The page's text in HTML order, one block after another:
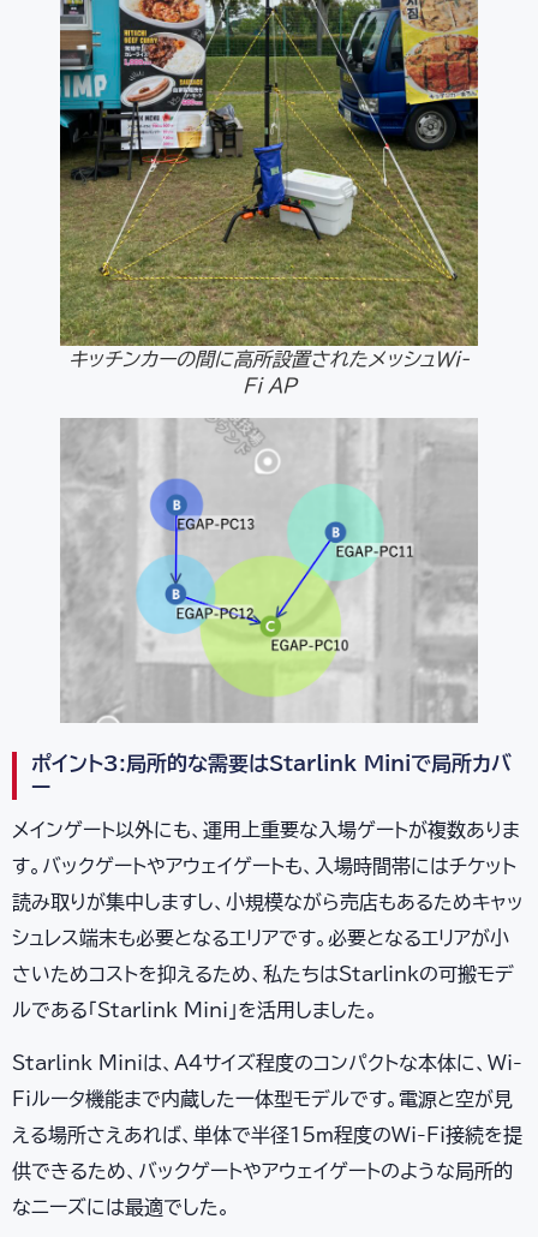
キッチンカーの間に高所設置されたメッシュWi-
Fi AP
ポイント3:局所的な需要はStarlink Miniで局所カバ
ー
メインゲート以外にも、運用上重要な入場ゲートが複数ありま
す。バックゲートやアウェイゲートも、入場時間帯にはチケット
読み取りが集中しますし、小規模ながら売店もあるためキャッ
シュレス端末も必要となるエリアです。必要となるエリアが小
さいためコストを抑えるため、私たちはStarlinkの可搬モデ
ルである「Starlink Mini」を活用しました。
Starlink Miniは、A4サイズ程度のコンパクトな本体に、Wi-
Fiルータ機能まで内蔵した一体型モデルです。電源と空が見
える場所さえあれば、単体で半径15m程度のWi-Fi接続を提
供できるため、バックゲートやアウェイゲートのような局所的
なニーズには最適でした。